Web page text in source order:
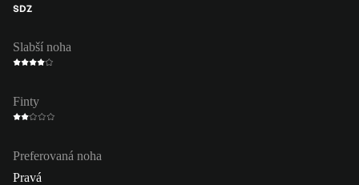
SDZ
Slabší noha
Finty
Preferovaná noha
Pravá